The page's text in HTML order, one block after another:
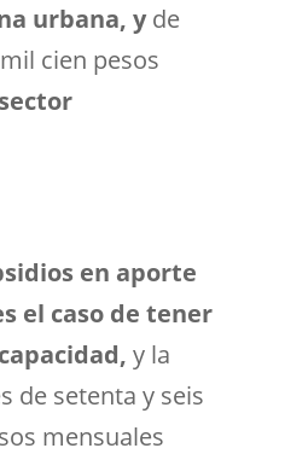
urbana, yde
cien pesos
en aporte
el caso de tener
y la
de setenta y seis
mensuales